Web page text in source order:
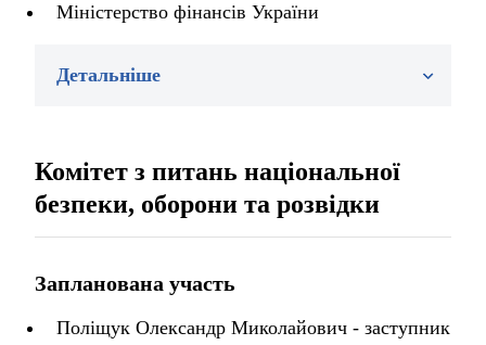
Міністерство фінансів України
Детальніше
Комітет з питань національної
безпеки, оборони та розвідки
Запланована участь
Поліщук Олександр Миколайович - заступник